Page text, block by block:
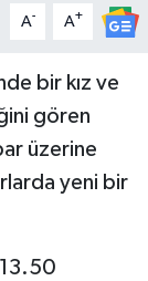
A- A+
bir kız ve
gören
üzerine
yeni bir